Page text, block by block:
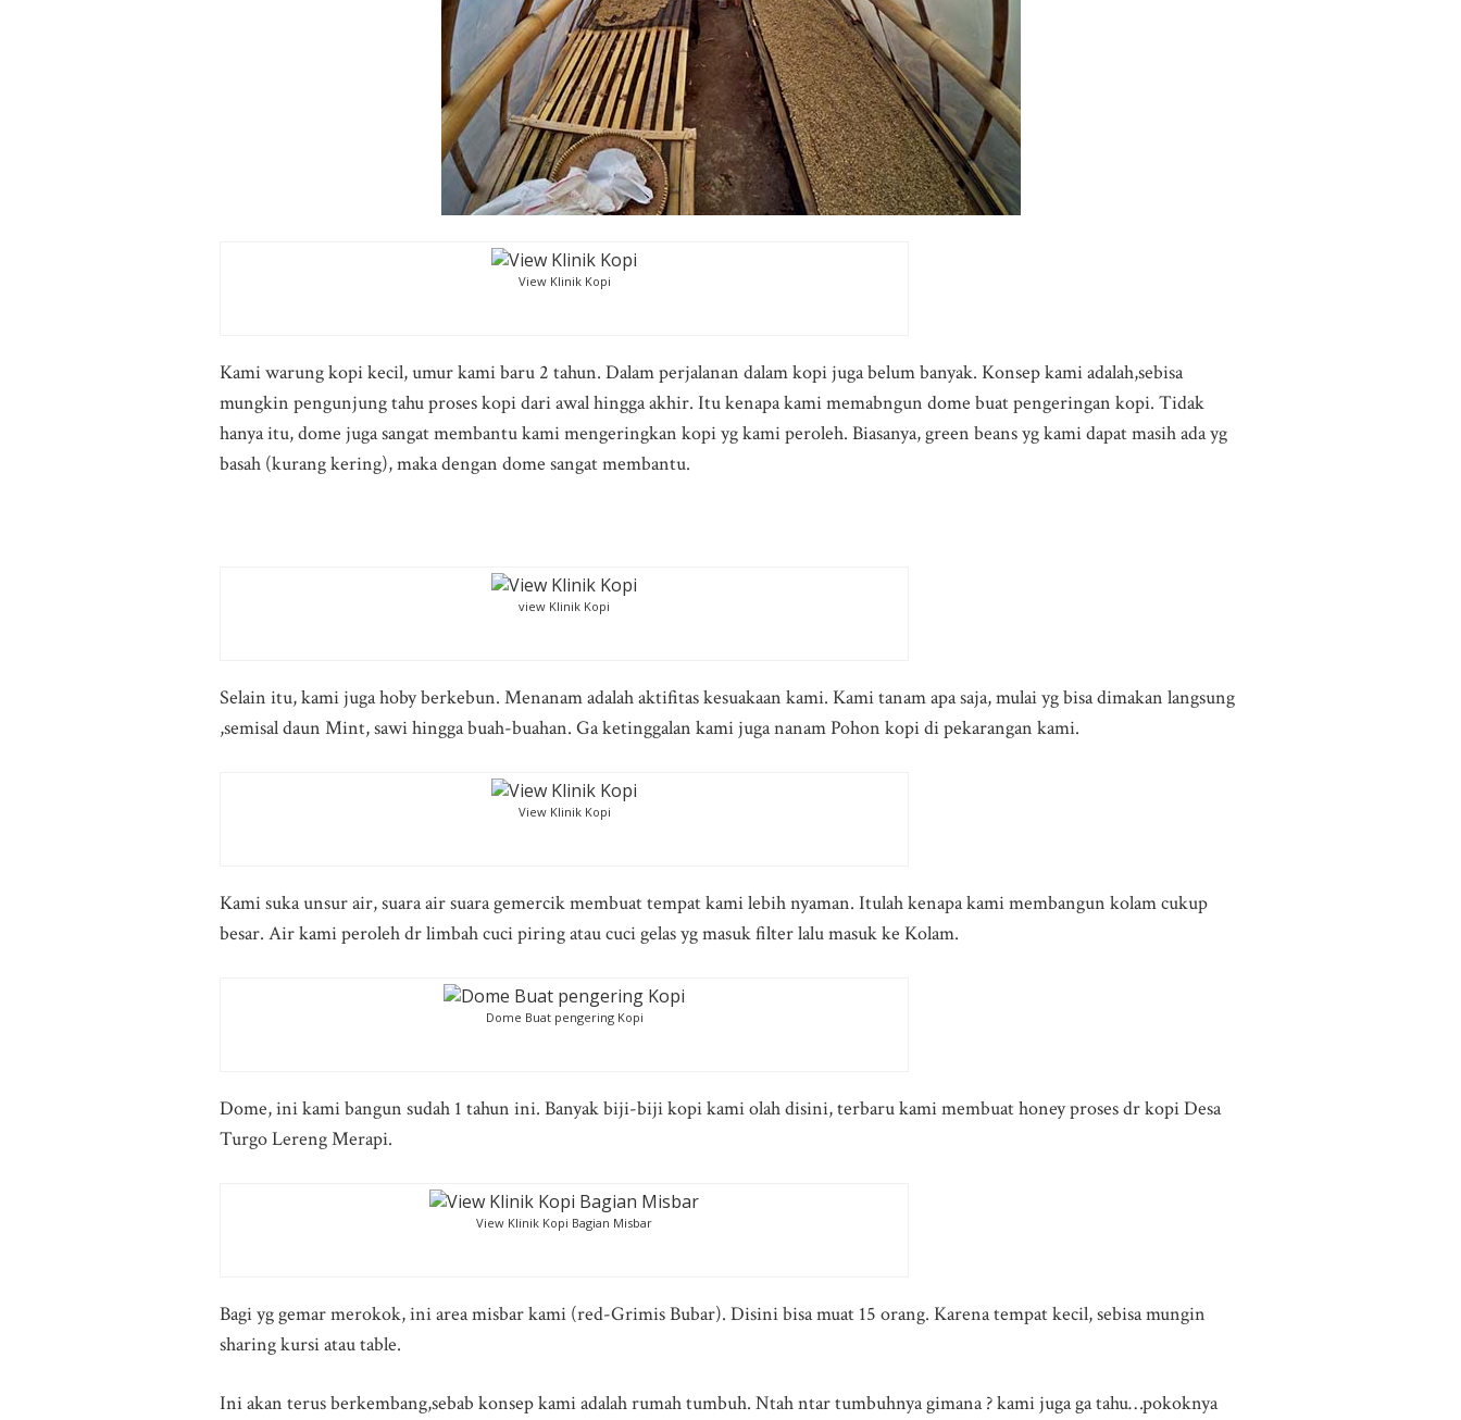
View Klinik Kopi
Kami warung kopi kecil, umur kami baru 2 tahun. Dalam perjalanan dalam kopi juga belum banyak. Konsep kami adalah,sebisa
mungkin pengunjung tahu proses kopi dari awal hingga akhir. Itu kenapa kami memabngun dome buat pengeringan kopi. Tidak
hanya itu, dome juga sangat membantu kami mengeringkan kopi yg kami peroleh. Biasanya, green beans yg kami dapat masih ada yg
basah (kurang kering), maka dengan dome sangat membantu.
view Klinik Kopi
Selain itu, kami juga hoby berkebun. Menanam adalah aktifitas kesuakaan kami. Kami tanam apa saja, mulai yg bisa dimakan langsung
,semisal daun Mint, sawi hingga buah-buahan. Ga ketinggalan kami juga nanam Pohon kopi di pekarangan kami.
View Klinik Kopi
Kami suka unsur air, suara air suara gemercik membuat tempat kami lebih nyaman. Itulah kenapa kami membangun kolam cukup
besar. Air kami peroleh dr limbah cuci piring atau cuci gelas yg masuk filter lalu masuk ke Kolam.
Dome Buat pengering Kopi
Dome, ini kami bangun sudah 1 tahun ini. Banyak biji-biji kopi kami olah disini, terbaru kami membuat honey proses dr kopi Desa
Turgo Lereng Merapi.
View Klinik Kopi Bagian Misbar
Bagi yg gemar merokok, ini area misbar kami (red-Grimis Bubar). Disini bisa muat 15 orang. Karena tempat kecil, sebisa mungin
sharing kursi atau table.
Ini akan terus berkembang,sebab konsep kami adalah rumah tumbuh. Ntah ntar tumbuhnya gimana ? kami juga ga tahu…pokoknya